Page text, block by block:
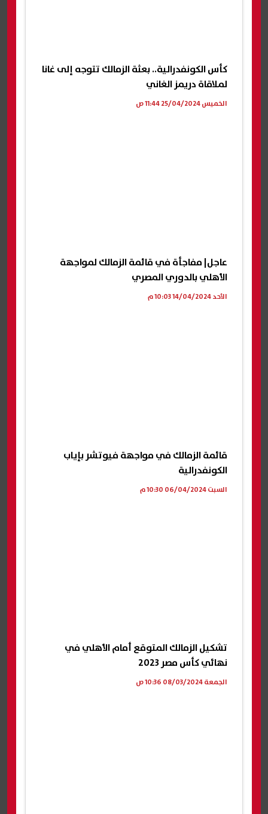
كأس الكونفدرالية.. بعثة الزمالك تتوجه إلى غانا
لملاقاة دريمز الغاني
الخميس 25/04/2024 11:44 ص
عاجل| مفاجأة في قائمة الزمالك لمواجهة
الأهلي بالدوري المصري
الأحد 14/04/2024 10:03 م
قائمة الزمالك في مواجهة فيوتشر بإياب
الكونفدرالية
السبت 06/04/2024 10:30 م
تشكيل الزمالك المتوقع أمام الأهلي في
نهائي كأس مصر 2023
الجمعة 08/03/2024 10:36 ص